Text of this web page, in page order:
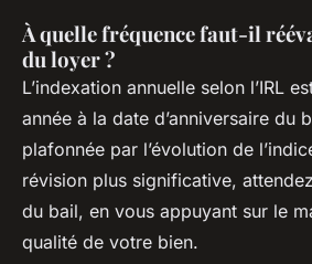
À quelle fréquence faut-il
du loyer ?
L’indexation annuelle selon l’IRL
année à la date d’anniversaire du
plafonnée par l’évolution de
révision plus significative,
du bail, en vous appuyant sur le
qualité de votre bien.